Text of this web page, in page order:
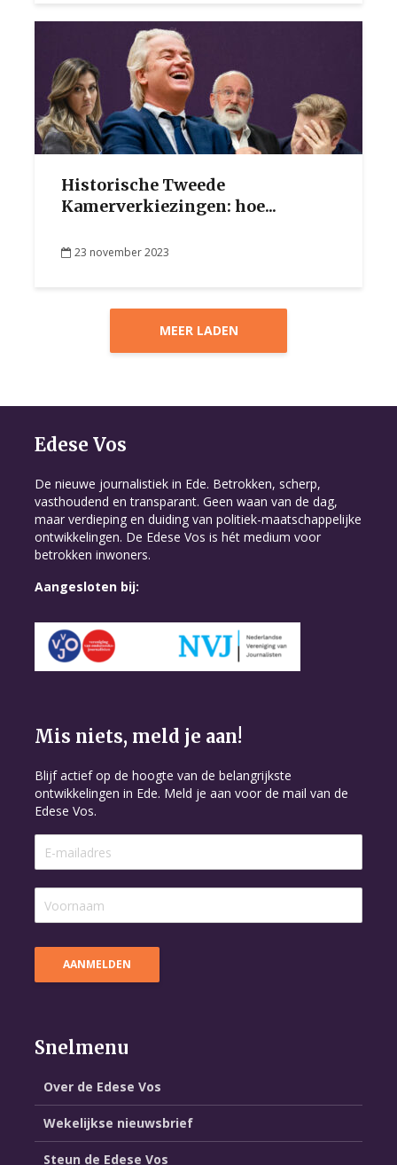
Historische Tweede
Kamerverkiezingen: hoe...
23 november 2023
MEER LADEN
Edese Vos
De nieuwe journalistiek in Ede. Betrokken, scherp,
vasthoudend en transparant. Geen waan van de dag,
maar verdieping en duiding van politiek-maatschappelijke
ontwikkelingen. De Edese Vos is hét medium voor
betrokken inwoners.
Aangesloten bij:
Mis niets, meld je aan!
Blijf actief op de hoogte van de belangrijkste
ontwikkelingen in Ede. Meld je aan voor de mail van de
Edese Vos.
Snelmenu
Over de Edese Vos
Wekelijkse nieuwsbrief
Steun de Edese Vos